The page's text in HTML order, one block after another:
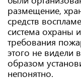
размещение,
средств
система охраны
требования
этого не видели
образом
непонятно.